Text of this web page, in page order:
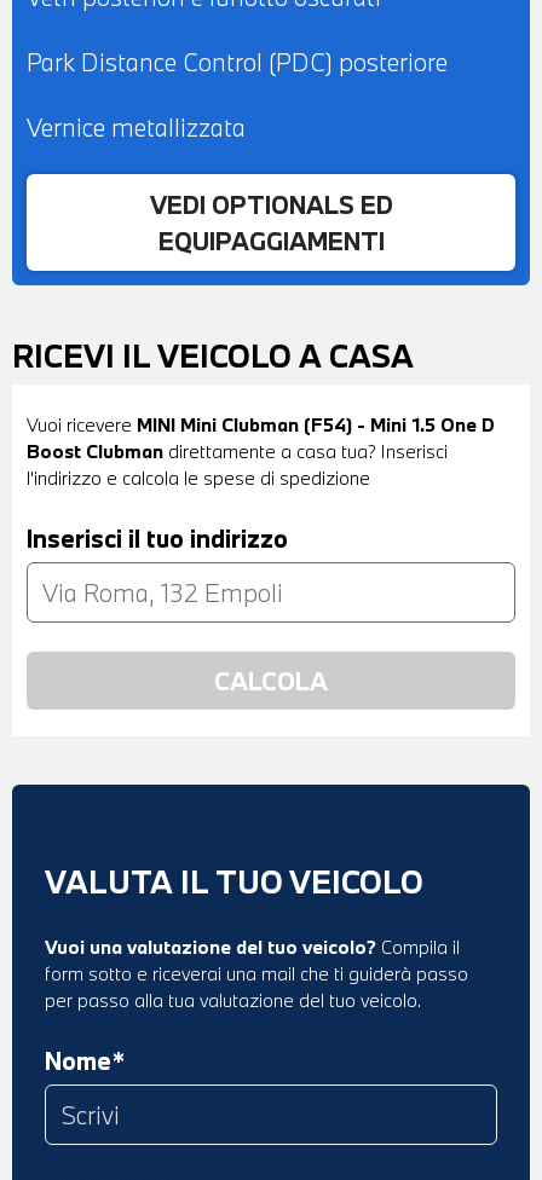
Park Distance Control (PDC) posteriore
Vernice metallizzata
VEDI OPTIONALS ED
EQUIPAGGIAMENTI
RICEVI IL VEICOLO A CASA
Vuoi ricevere MINI Mini Clubman (F54) - Mini 1.5 One D
Boost Clubman direttamente a casa tua? Inserisci
l'indirizzo e calcola le spese di spedizione
Inserisci il tuo indirizzo
VALUTA IL TUO VEICOLO
Vuoi una valutazione del tuo veicolo? Compila il
form sotto e riceverai una mail che ti guiderà passo
per passo alla tua valutazione del tuo veicolo.
Nome*